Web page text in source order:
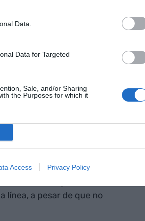
Data.
Data for Targeted
Sale, and/or Sharing
the Purposes for which it
Access Privacy Policy
artículos que se
cosméticos,
e higiene, como copas
un simple portal de
ofrecer un
hacer
la venta de productos,
línea, a pesar de que no